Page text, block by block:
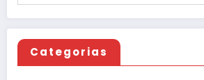
Categorias